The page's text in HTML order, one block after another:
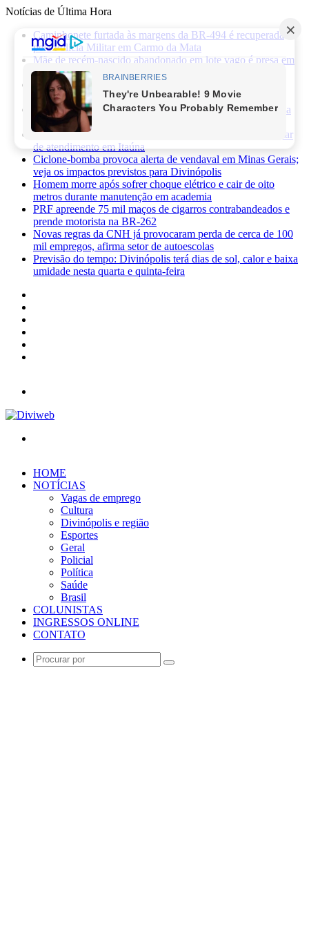
Notícias de Última Hora
Caminhonete furtada às margens da BR-494 é recuperada
pela Polícia Militar em Carmo da Mata
Mãe de recém-nascido abandonado em lote vago é presa em
Sabará
Três pessoas ficam feridas após ataque a facadas no bairro
Planalto, em Divinópolis
Previsão do tempo: fim de semana será de sol, calor e baixa
umidade em Divinópolis
Homem quebra vidro da recepção de hospital após reclamar
de atendimento em Itaúna
Ciclone-bomba provoca alerta de vendaval em Minas Gerais;
veja os impactos previstos para Divinópolis
Homem morre após sofrer choque elétrico e cair de oito
metros durante manutenção em academia
PRF apreende 75 mil maços de cigarros contrabandeados e
prende motorista na BR-262
Novas regras da CNH já provocaram perda de cerca de 100
mil empregos, afirma setor de autoescolas
Previsão do tempo: Divinópolis terá dias de sol, calor e baixa
umidade nesta quarta e quinta-feira
HOME
NOTÍCIAS
Vagas de emprego
Cultura
Divinópolis e região
Esportes
Geral
Policial
Política
Saúde
Brasil
COLUNISTAS
INGRESSOS ONLINE
CONTATO
Procurar